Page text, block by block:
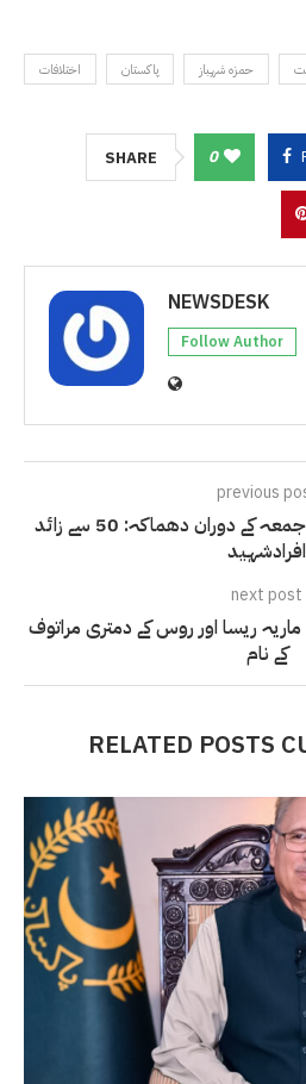
اختلافات پاکستان حمزہ شہباز
SHARE 0
NEWSDESK
Follow Author
previous
قندوز کی مسجد میں نماز جمعہ کے دوران دھماکہ: 50 سے زائد
افرادشہید
next post
ماریہ ریسا اور روس کے دمتری مراتوف
کے نام
RELATED POSTS